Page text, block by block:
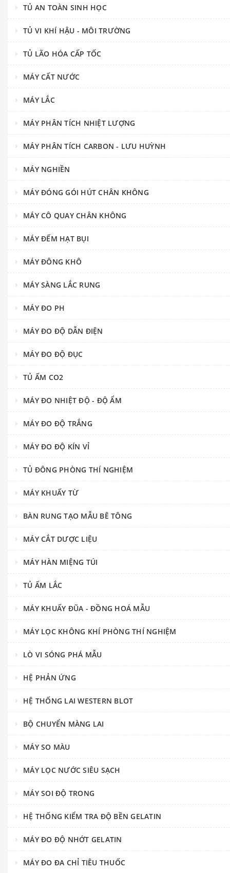
TỦ AN TOÀN SINH HỌC
TỦ VI KHÍ HẬU - MÔI TRƯỜNG
TỦ LÃO HÓA CẤP TỐC
MÁY CẤT NƯỚC
MÁY LẮC
MÁY PHÂN TÍCH NHIỆT LƯỢNG
MÁY PHÂN TÍCH CARBON - LƯU HUỲNH
MÁY NGHIỀN
MÁY ĐÓNG GÓI HÚT CHÂN KHÔNG
MÁY CÔ QUAY CHÂN KHÔNG
MÁY ĐẾM HẠT BỤI
MÁY ĐÔNG KHÔ
MÁY SÀNG LẮC RUNG
MÁY ĐO PH
MÁY ĐO ĐỘ DẪN ĐIỆN
MÁY ĐO ĐỘ ĐỤC
TỦ ẤM CO2
MÁY ĐO NHIỆT ĐỘ - ĐỘ ẨM
MÁY ĐO ĐỘ TRẮNG
MÁY ĐO ĐỘ KÍN VỈ
TỦ ĐÔNG PHÒNG THÍ NGHIỆM
MÁY KHUẤY TỪ
BÀN RUNG TẠO MẪU BÊ TÔNG
MÁY CẮT DƯỢC LIỆU
MÁY HÀN MIỆNG TÚI
TỦ ẤM LẮC
MÁY KHUẤY ĐŨA - ĐỒNG HOÁ MẪU
MÁY LỌC KHÔNG KHÍ PHÒNG THÍ NGHIỆM
LÒ VI SÓNG PHÁ MẪU
HỆ PHẢN ỨNG
HỆ THỐNG LAI WESTERN BLOT
BỘ CHUYỂN MÀNG LAI
MÁY SO MÀU
MÁY LỌC NƯỚC SIÊU SẠCH
MÁY SOI ĐỘ TRONG
HỆ THỐNG KIỂM TRA ĐỘ BỀN GELATIN
MÁY ĐO ĐỘ NHỚT GELATIN
MÁY ĐO ĐA CHỈ TIÊU THUỐC